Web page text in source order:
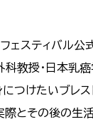
フェスティバル
教授・日本乳癌
つけたいブレス
とその後の生活